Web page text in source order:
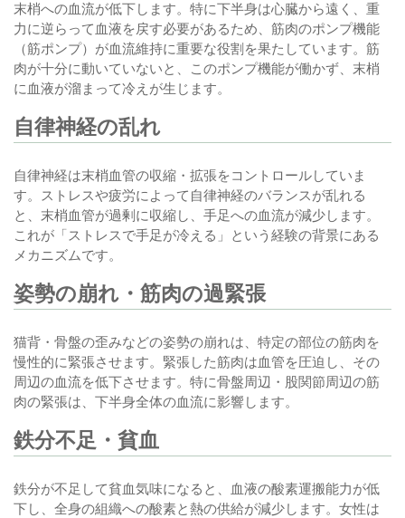
末梢への血流が低下します。特に下半身は心臓から遠く、重
力に逆らって血液を戻す必要があるため、筋肉のポンプ機能
（筋ポンプ）が血流維持に重要な役割を果たしています。筋
肉が十分に動いていないと、このポンプ機能が働かず、末梢
に血液が溜まって冷えが生じます。
自律神経の乱れ
自律神経は末梢血管の収縮・拡張をコントロールしていま
す。ストレスや疲労によって自律神経のバランスが乱れる
と、末梢血管が過剰に収縮し、手足への血流が減少します。
これが「ストレスで手足が冷える」という経験の背景にある
メカニズムです。
姿勢の崩れ・筋肉の過緊張
猫背・骨盤の歪みなどの姿勢の崩れは、特定の部位の筋肉を
慢性的に緊張させます。緊張した筋肉は血管を圧迫し、その
周辺の血流を低下させます。特に骨盤周辺・股関節周辺の筋
肉の緊張は、下半身全体の血流に影響します。
鉄分不足・貧血
鉄分が不足して貧血気味になると、血液の酸素運搬能力が低
下し、全身の組織への酸素と熱の供給が減少します。女性は